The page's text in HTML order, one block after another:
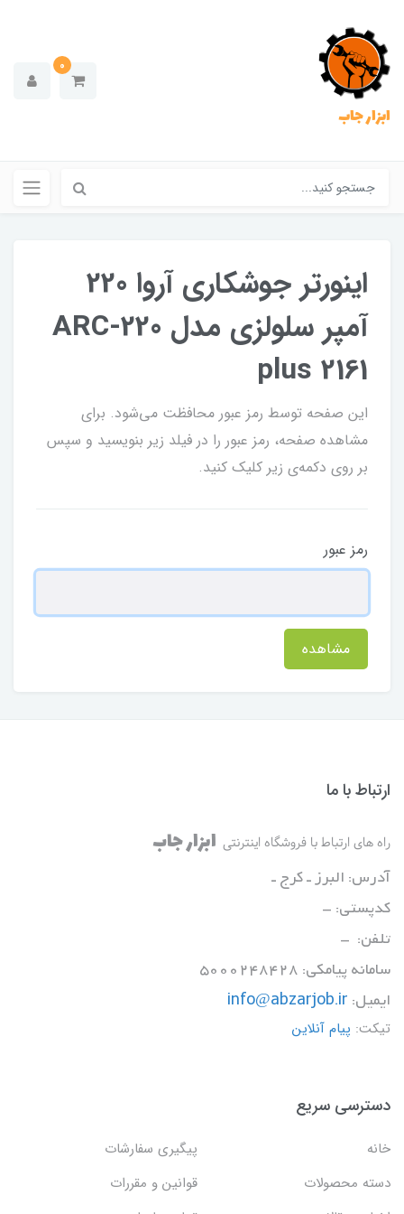
ابزار جاب
0
اینورتر جوشکاری آروا 220
آمپر سلولزی مدل ARC-220
plus 2161
این صفحه توسط رمز عبور محافظت می‌شود. برای
مشاهده صفحه، رمز عبور را در فیلد زیر بنویسید و سپس
بر روی دکمه‌ی زیر کلیک کنید.
رمز عبور
مشاهده
ارتباط با ما
راه های ارتباط با فروشگاه اینترنتی ابزار جاب
آدرس: البرز ـ کرج ـ
کدپستی: -
تلفن: -
سامانه پیامکی: 5000248428
ایمیل: info@abzarjob.ir
تیکت: پیام آنلاین
دسترسی سریع
خانه
پیگیری سفارشات
دسته محصولات
قوانین و مقررات